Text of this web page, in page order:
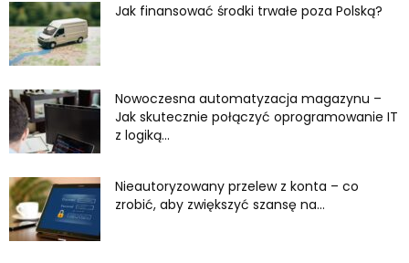
Jak finansować środki trwałe poza Polską?
Nowoczesna automatyzacja magazynu –
Jak skutecznie połączyć oprogramowanie IT
z logiką...
Nieautoryzowany przelew z konta – co
zrobić, aby zwiększyć szansę na...